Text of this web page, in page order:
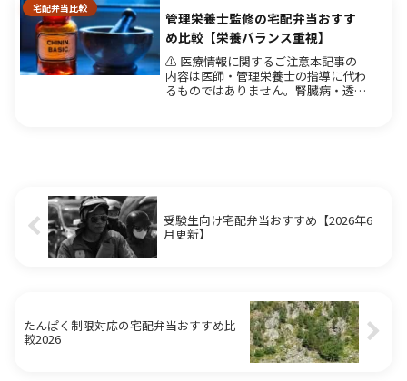
宅配弁当比較
管理栄養士監修の宅配弁当おすす
め比較【栄養バランス重視】
⚠️ 医療情報に関するご注意本記事の
内容は医師・管理栄養士の指導に代わ
るものではありません。腎臓病・透
受験生向け宅配弁当おすすめ【2026年6
月更新】
たんぱく制限対応の宅配弁当おすすめ比
較2026